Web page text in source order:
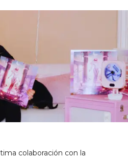
colaboración con la